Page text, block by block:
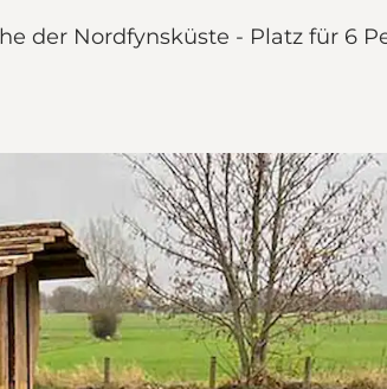
der Nordfynsküste - Platz für 6